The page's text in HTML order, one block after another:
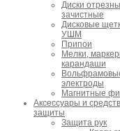
Диски
зачистные
Дисковые
УШМ
Припои
Мелки,
карандаши
электроды
Магнитные
Аксессуары и
защиты
Защита рук